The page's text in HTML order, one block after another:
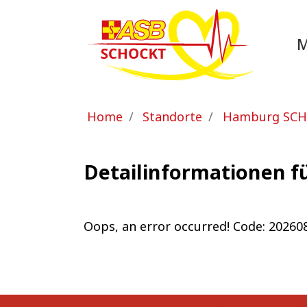
Sie sind hier:
Home Standorte Hamburg
Detailinformationen
Oops, an error occurred! Code: